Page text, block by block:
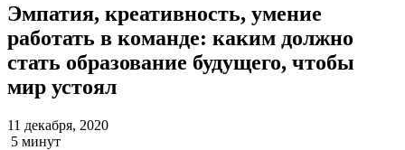
Эмпатия, креативность, умение
работать в команде: каким должно
стать образование будущего, чтобы
мир устоял
11 декабря, 2020
5 минут